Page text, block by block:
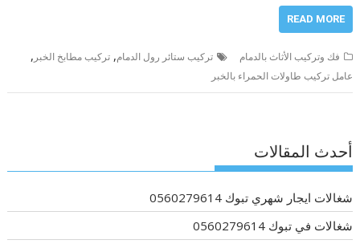
READ MORE
فك وتركيب الأثاث بالدمام تركيب ستائر رول الدمام,تركيب مطابخ الخبر ,
عامل تركيب طاولات الحمراء بالخبر
أحدث المقالات
شغالات ايجار شهري تبوك 0560279614
شغالات في تبوك 0560279614